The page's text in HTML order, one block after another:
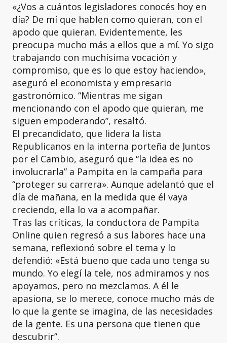
«¿Vos a cuántos legisladores conocés hoy en
día? De mí que hablen como quieran, con el
apodo que quieran. Evidentemente, les
preocupa mucho más a ellos que a mí. Yo sigo
trabajando con muchísima vocación y
compromiso, que es lo que estoy haciendo»,
aseguró el economista y empresario
gastronómico. “Mientras me sigan
mencionando con el apodo que quieran, me
siguen empoderando”, resaltó.
El precandidato, que lidera la lista
Republicanos en la interna porteña de Juntos
por el Cambio, aseguró que “la idea es no
involucrarla” a Pampita en la campaña para
“proteger su carrera». Aunque adelantó que el
día de mañana, en la medida que él vaya
creciendo, ella lo va a acompañar.
Tras las críticas, la conductora de Pampita
Online quien regresó a sus labores hace una
semana, reflexionó sobre el tema y lo
defendió: «Está bueno que cada uno tenga su
mundo. Yo elegí la tele, nos admiramos y nos
apoyamos, pero no mezclamos. A él le
apasiona, se lo merece, conoce mucho más de
lo que la gente se imagina, de las necesidades
de la gente. Es una persona que tienen que
descubrir”.